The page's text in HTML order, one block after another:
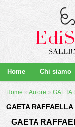
Home Chi siamo
Home » Autore » GAETA
GAETA RAFFAELLA
GAETA